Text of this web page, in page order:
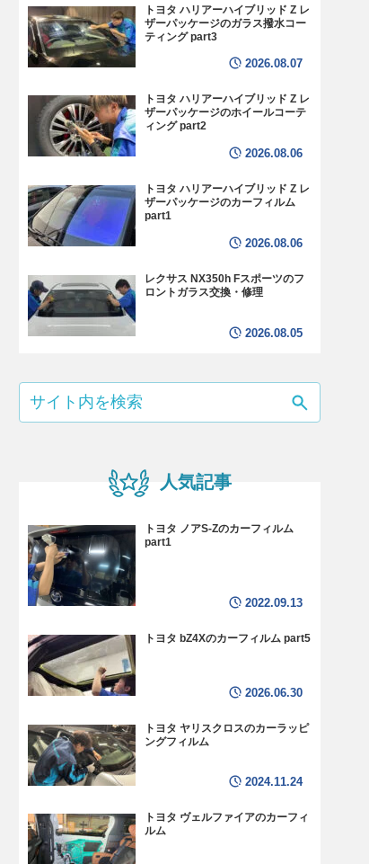
トヨタ ハリアーハイブリッド Z レ
ザーパッケージのガラス撥水コー
ティング part3
2026.08.07
トヨタ ハリアーハイブリッド Z レ
ザーパッケージのホイールコーテ
ィング part2
2026.08.06
トヨタ ハリアーハイブリッド Z レ
ザーパッケージのカーフィルム
part1
2026.08.06
レクサス NX350h Fスポーツのフ
ロントガラス交換・修理
2026.08.05
人気記事
トヨタ ノアS-Zのカーフィルム
part1
2022.09.13
トヨタ bZ4Xのカーフィルム part5
2026.06.30
トヨタ ヤリスクロスのカーラッピ
ングフィルム
2024.11.24
トヨタ ヴェルファイアのカーフィ
ルム